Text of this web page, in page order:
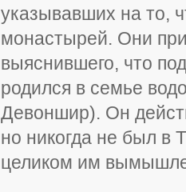
указывавших на то,
монастырей. Они
выяснившего, что
родился в семье
Девоншир). Он
но никогда не был в
целиком им